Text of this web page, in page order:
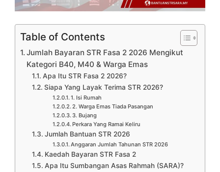
Table of Contents
Jumlah Bayaran STR Fasa 2 2026 Mengikut
Kategori B40, M40 & Warga Emas
Apa Itu STR Fasa 2 2026?
Siapa Yang Layak Terima STR 2026?
1. Isi Rumah
2. Warga Emas Tiada Pasangan
3. Bujang
Perkara Yang Ramai Keliru
Jumlah Bantuan STR 2026
Anggaran Jumlah Tahunan STR 2026
Kaedah Bayaran STR Fasa 2
Apa Itu Sumbangan Asas Rahmah (SARA)?